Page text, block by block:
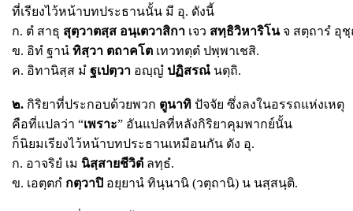
ที่เรียงไว้หน้าบทประธานนั้น มี อุ. ดังนี้
ก. ตํ สาธุ สุตฺวาตสฺส อนฺเตวาสิกาเจว สทฺธิวิหาริโนจ สตฺถารํ อุ
ข. อิทํ ฐานํ ทิสฺวา ตถาคโตเทวทตฺตํ ปพฺพาเชสิ.
ค. อิทานิสฺส มํ ฐเปตฺวาอญฺญํ ปฏิสรณํนตฺถิ.
๒. กิริยาที่ประกอบด้วยพวก ตูนาทิ ปัจจัย ซึ่งลงในอรรถแห่งเหตุ
คือที่แปลว่า “เพราะ” อันแปลที่หลังกิริยาคุมพากย์นั้น
ก็นิยมเรียงไว้หน้าบทประธานเหมือนกัน ดัง อุ.
ก. อาจริยํ เม นิสฺสายชีวิตํลทฺธํ.
ข. เอตฺตกํ กตฺวาปิ อยฺยานํ ทินฺนานิ (วตฺถานิ) น นสฺสนฺติ.